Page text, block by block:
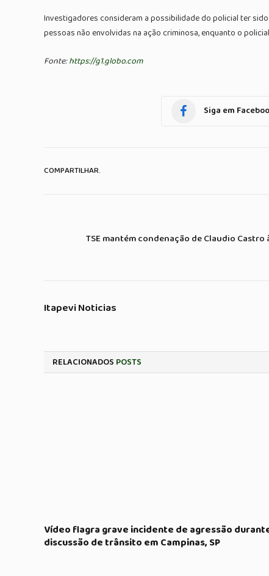
Investigadores consideram a possibilidade do policial ter
pessoas não envolvidas na ação criminosa, enquanto o
Fonte:https://g1.globo.com
Siga em
COMPARTILHAR.
TSE mantém condenação de Claudio
Itapevi Noticias
RELACIONADOS POSTS
Vídeo flagra grave incidente de agressão
discussão de trânsito em Campinas, SP